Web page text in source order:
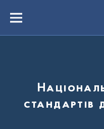
вмістуMenu
стандартів